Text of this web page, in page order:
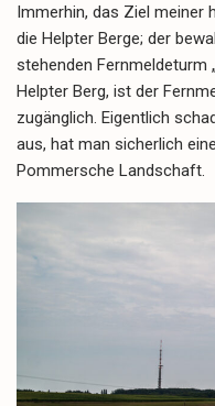
Immerhin, das Ziel meiner
die Helpter Berge; der
stehenden Fernmeldeturm
Helpter Berg, ist der
zugänglich. Eigentlich
aus, hat man sicherlich
Pommersche Landschaft.